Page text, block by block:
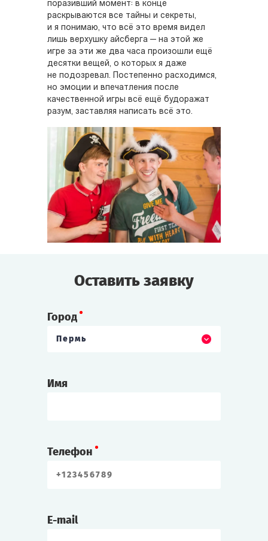
поразивший момент: в конце
раскрываются все тайны и секреты,
и я понимаю, что всё это время видел
лишь верхушку айсберга — на этой же
игре за эти же два часа произошли ещё
десятки вещей, о которых я даже
не подозревал. Постепенно расходимся,
но эмоции и впечатления после
качественной игры всё ещё будоражат
разум, заставляя написать всё это.
Оставить заявку
Город
Пермь
Имя
Телефон
E-mail